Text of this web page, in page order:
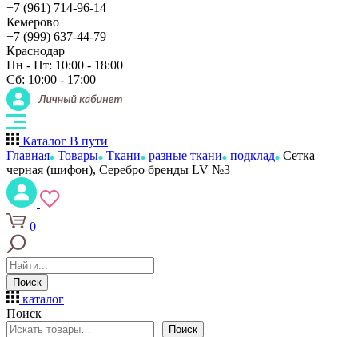
+7 (961) 714-96-14
Кемерово
+7 (999) 637-44-79
Краснодар
Пн - Пт: 10:00 - 18:00
Сб: 10:00 - 17:00
Каталог В пути
Главная Товары Ткани разные ткани подклад Сетка
черная (шифон), Серебро бренды LV №3
0
Поиск
каталог
Поиск
Поиск